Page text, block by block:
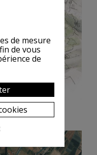
de mesure
de vous
de